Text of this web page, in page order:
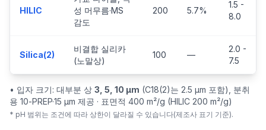
HILIC
성 머무름·MS
감도
200 5.7%
1.5 -
8.0
Silica(2)
비결합 실리카
(노말상)
100 —
2.0 -
7.5
• 입자 크기: 대부분 상 3, 5, 10 µm (C18(2)는 2.5 µm 포함), 분취
용 10-PREP·15 µm 제공 · 표면적 400 m²/g (HILIC 200 m²/g)
* pH 범위는 조건에 따라 상한이 달라질 수 있습니다(제조사 표기 기준).